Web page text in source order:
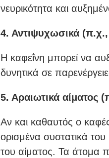
νευρικότητα και
4. Αντιψυχωσικά (π.χ.,
Η καφεΐνη μπορεί να
δυνητικά σε
5. Αραιωτικά αίματος
Αν και καθαυτός ο
ορισμένα συστατικά
του αίματος. Τα άτομα